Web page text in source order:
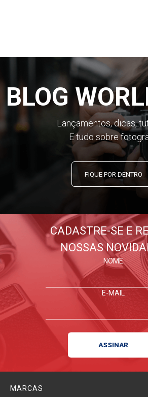
BLOG
Lançamentos, dicas,
E tudo sobre
FIQUE POR DENTRO
CADASTRE-SE E
NOSSAS
NOME
E-MAIL
MARCAS